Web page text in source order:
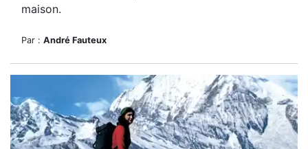
maison.
Par : André Fauteux